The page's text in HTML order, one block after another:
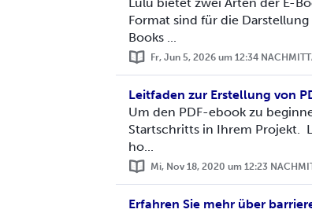
Format sind für die
Books ...
Fr, Jun 5, 2026 um 12:34
Leitfaden zur Erstellung von
Um den PDF-ebook zu
Startschritts in Ihrem Projekt.
ho...
Mi, Nov 18, 2020 um 12:23
Erfahren Sie mehr über